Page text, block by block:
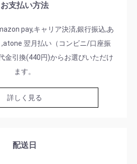
お支払い方法
pay,キャリア決済,銀行振込,あ
翌月払い（コンビニ/口座振
金引換(440円)からお選びいただけ
ます。
詳しく見る
配送日